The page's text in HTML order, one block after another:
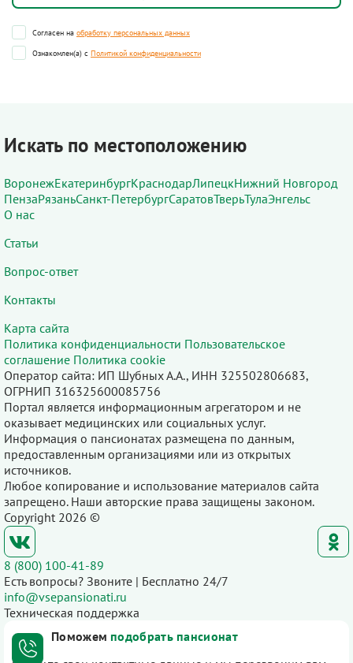
Согласен на обработку персональных данных
Ознакомлен(а) с Политикой конфиденциальности
Искать по местоположению
ВоронежЕкатеринбургКраснодарЛипецкНижний Новгород
ПензаРязаньСанкт-ПетербургСаратовТверьТулаЭнгельс
О нас
Статьи
Вопрос-ответ
Контакты
Карта сайта
Политика конфиденциальности Пользовательское
соглашение Политика cookie
Оператор сайта: ИП Шубных А.А., ИНН 325502806683,
ОГРНИП 316325600085756
Портал является информационным агрегатором и не
оказывает медицинских или социальных услуг.
Информация о пансионатах размещена по данным,
предоставленным организациями или из открытых
источников.
Любое копирование и использование материалов сайта
запрещено. Наши авторские права защищены законом.
Copyright 2026 ©
8 (800) 100-41-89
Есть вопросы? Звоните | Бесплатно 24/7
info@vsepansionati.ru
Техническая поддержка
Поможем подобрать пансионат